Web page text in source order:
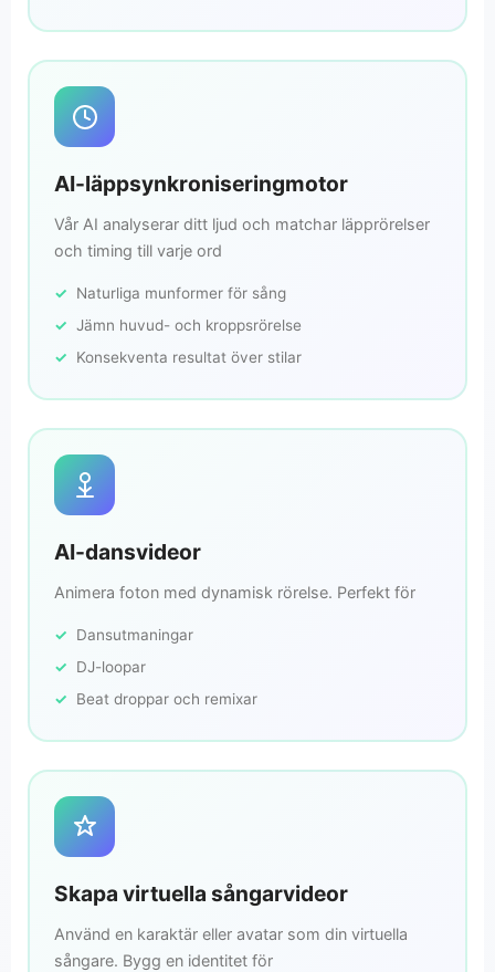
AI-läppsynkroniseringmotor
Vår AI analyserar ditt ljud och matchar läpprörelser
och timing till varje ord
Naturliga munformer för sång
Jämn huvud- och kroppsrörelse
Konsekventa resultat över stilar
AI-dansvideor
Animera foton med dynamisk rörelse. Perfekt för
Dansutmaningar
DJ-loopar
Beat droppar och remixar
Skapa virtuella sångarvideor
Använd en karaktär eller avatar som din virtuella
sångare. Bygg en identitet för